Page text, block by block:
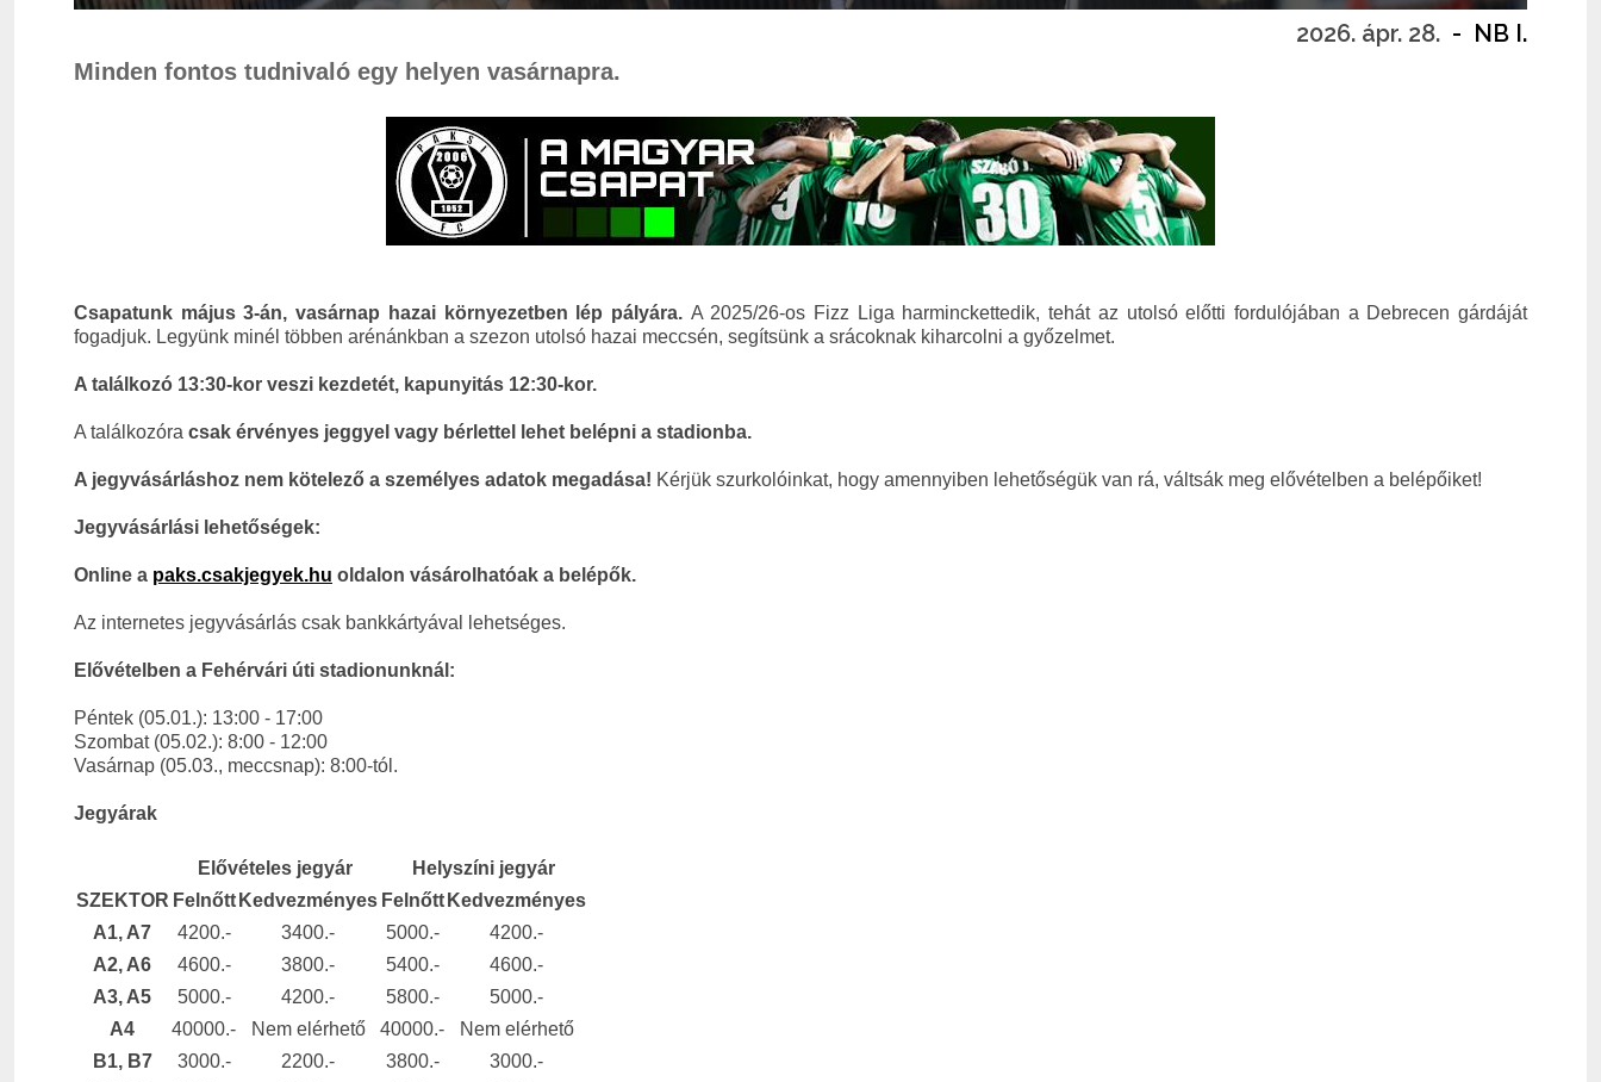
2026. ápr. 28. - NB I.
Minden fontos tudnivaló egy helyen vasárnapra.
Csapatunk május 3-án, vasárnap hazai környezetben lép pályára. A2025/26-os Fizz Liga harminckettedik, tehát az utolsó előtti fordulójában a Debrecen gárdáját
fogadjuk. Legyünk minél többen arénánkban a szezon utolsó hazai meccsén, segítsünk a srácoknak kiharcolni a győzelmet.
A találkozó 13:30-kor veszi kezdetét, kapunyitás 12:30-kor.
A találkozóra csak érvényes jeggyel vagy bérlettel lehet belépni a stadionba.
A jegyvásárláshoz nem kötelező a személyes adatok megadása! Kérjük szurkolóinkat, hogy amennyiben lehetőségük van rá, váltsák meg elővételben a belépőiket!
Jegyvásárlási lehetőségek:
Online a paks.csakjegyek.hu oldalon vásárolhatóak a belépők.
Az internetes jegyvásárlás csak bankkártyával lehetséges.
Elővételben a Fehérvári úti stadionunknál:
Péntek (05.01.): 13:00 - 17:00
Szombat (05.02.): 8:00 - 12:00
Vasárnap (05.03., meccsnap): 8:00-tól.
Jegyárak
Elővételes jegyár
Helyszíni jegyár
SZEKTOR Felnőtt Kedvezményes Felnőtt Kedvezményes
A1, A7
4200.- 3400.- 5000.-
4200.-
A2, A6
4600.- 3800.- 5400.-
4600.-
A3, A5
5000.- 4200.- 5800.-
5000.-
A4
40000.- Nem elérhető 40000.-
Nem elérhető
B1, B7
3000.- 2200.- 3800.-
3000.-